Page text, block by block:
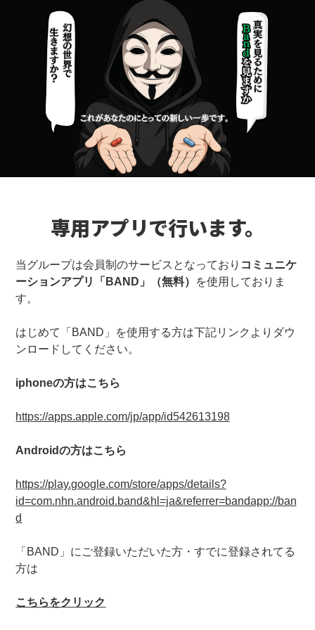
専用アプリで行います。
当グループは会員制のサービスとなっており コミュニケ
ーションアプリ「BAND」（無料）
を使用しておりま
す。
はじめて「BAND」を使用する方は下記リンクよりダウ
ンロードしてください。
iphoneの方はこちら
https://apps.apple.com/jp/app/id542613198
Androidの方はこちら
https://play.google.com/store/apps/details?
id=com.nhn.android.band&hl=ja&referrer=bandapp://ban
d
「BAND」にご登録いただいた方・すでに登録されてる
方は
こちらをクリック